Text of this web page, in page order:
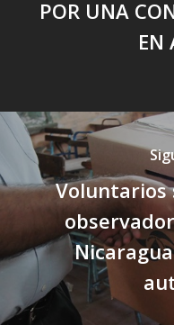
POR UNA
EN
Voluntarios